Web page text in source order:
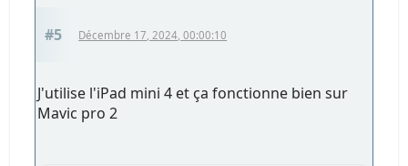
#5 Décembre 17, 2024, 00:00:10
J'utilise l'iPad mini 4 et ça fonctionne bien sur
Mavic pro 2